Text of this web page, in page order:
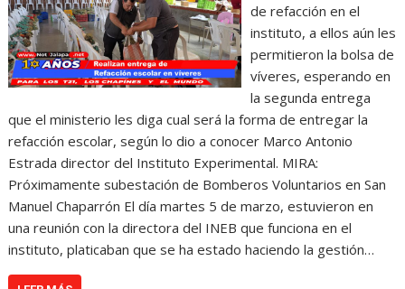
de refacción en el
instituto, a ellos aún les
permitieron la bolsa de
víveres, esperando en
la segunda entrega
que el ministerio les diga cual será la forma de entregar la
refacción escolar, según lo dio a conocer Marco Antonio
Estrada director del Instituto Experimental. MIRA:
Próximamente subestación de Bomberos Voluntarios en San
Manuel Chaparrón El día martes 5 de marzo, estuvieron en
una reunión con la directora del INEB que funciona en el
instituto, platicaban que se ha estado haciendo la gestión…